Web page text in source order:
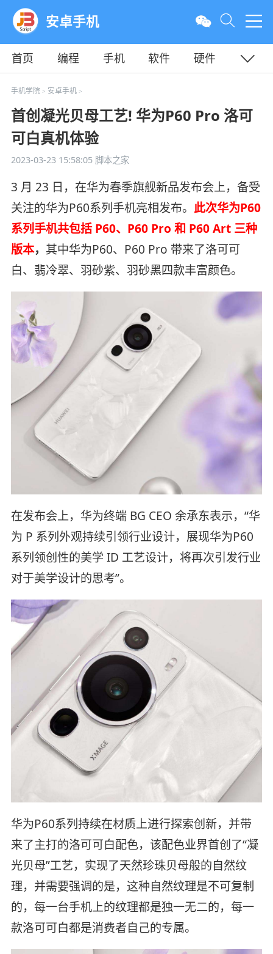
安卓手机
首页 编程 手机 软件
硬件
教程
平面
手机学院> 安卓手机>
首创凝光贝母工艺! 华为P60 Pro 洛可
可白真机体验
2023-03-23 15:58:05脚本之家
3 月 23 日，在华为春季旗舰新品发布会上，备受
关注的华为P60系列手机亮相发布。 此次华为P60
系列手机共包括 P60、P60 Pro 和 P60 Art 三种
版本， 其中华为P60、P60 Pro 带来了洛可可
白、翡冷翠、羽砂紫、羽砂黑四款丰富颜色。
在发布会上，华为终端 BG CEO 余承东表示，“华
为 P 系列外观持续引领行业设计，展现华为P60
系列领创性的美学 ID 工艺设计，将再次引发行业
对于美学设计的思考”。
华为P60系列持续在材质上进行探索创新，并带
来了主打的洛可可白配色，该配色业界首创了“凝
光贝母”工艺，实现了天然珍珠贝母般的自然纹
理，并需要强调的是，这种自然纹理是不可复制
的，每一台手机上的纹理都是独一无二的，每一
款洛可可白都是消费者自己的专属。